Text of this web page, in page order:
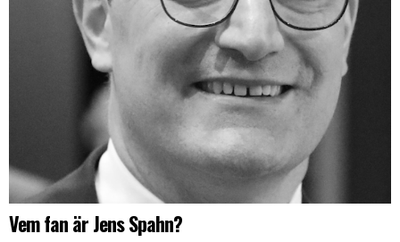
Vem fan är Jens Spahn?